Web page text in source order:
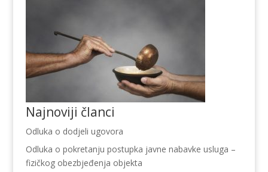
Najnoviji članci
Odluka o dodjeli ugovora
Odluka o pokretanju postupka javne nabavke usluga –
fizičkog obezbjeđenja objekta